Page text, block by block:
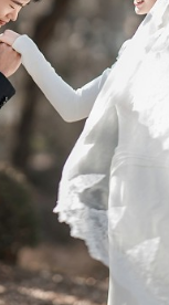
서울대교수회관